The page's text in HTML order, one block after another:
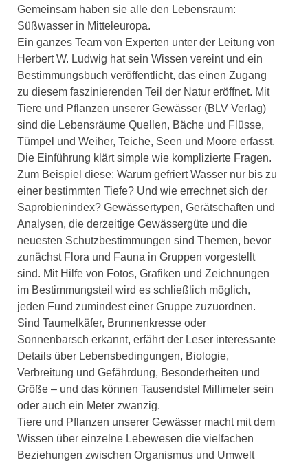
Gemeinsam haben sie alle den Lebensraum:
Süßwasser in Mitteleuropa.
Ein ganzes Team von Experten unter der Leitung von
Herbert W. Ludwig hat sein Wissen vereint und ein
Bestimmungsbuch veröffentlicht, das einen Zugang
zu diesem faszinierenden Teil der Natur eröffnet. Mit
Tiere und Pflanzen unserer Gewässer (BLV Verlag)
sind die Lebensräume Quellen, Bäche und Flüsse,
Tümpel und Weiher, Teiche, Seen und Moore erfasst.
Die Einführung klärt simple wie komplizierte Fragen.
Zum Beispiel diese: Warum gefriert Wasser nur bis zu
einer bestimmten Tiefe? Und wie errechnet sich der
Saprobienindex? Gewässertypen, Gerätschaften und
Analysen, die derzeitige Gewässergüte und die
neuesten Schutzbestimmungen sind Themen, bevor
zunächst Flora und Fauna in Gruppen vorgestellt
sind. Mit Hilfe von Fotos, Grafiken und Zeichnungen
im Bestimmungsteil wird es schließlich möglich,
jeden Fund zumindest einer Gruppe zuzuordnen.
Sind Taumelkäfer, Brunnenkresse oder
Sonnenbarsch erkannt, erfährt der Leser interessante
Details über Lebensbedingungen, Biologie,
Verbreitung und Gefährdung, Besonderheiten und
Größe – und das können Tausendstel Millimeter sein
oder auch ein Meter zwanzig.
Tiere und Pflanzen unserer Gewässer macht mit dem
Wissen über einzelne Lebewesen die vielfachen
Beziehungen zwischen Organismus und Umwelt